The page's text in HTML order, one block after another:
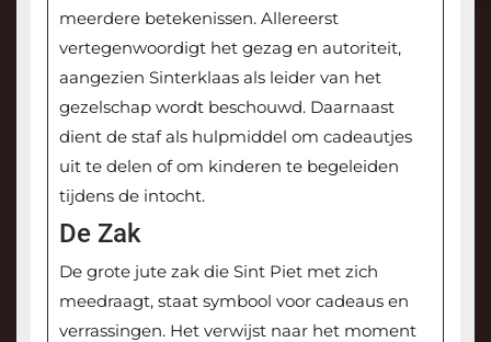
meerdere betekenissen. Allereerst
vertegenwoordigt het gezag en autoriteit,
aangezien Sinterklaas als leider van het
gezelschap wordt beschouwd. Daarnaast
dient de staf als hulpmiddel om cadeautjes
uit te delen of om kinderen te begeleiden
tijdens de intocht.
De Zak
De grote jute zak die Sint Piet met zich
meedraagt, staat symbool voor cadeaus en
verrassingen. Het verwijst naar het moment